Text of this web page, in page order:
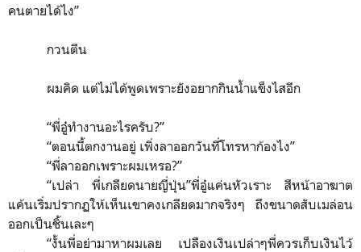
คนตายได้ไง”
กวนตีน
ผมคิด แต่ไม่ได้พูดเพราะยังอยากกินน้ำแข็งไสอีก
“พี่อู๋ทำงานอะไรครับ?”
“ตอนนี้ตกงานอยู่ เพิ่งลาออกวันที่โทรหาก้องไง”
“พี่ลาออกเพราะผมเหรอ?”
“เปล่า พี่เกลียดนายญี่ปุ่น”พี่อู๋แค่นหัวเราะ สีหน้าอาฆาต
แค้นเริ่มปรากฏให้เห็นเขาคงเกลียดมากจริงๆ ถึงขนาดสับเมล่อน
ออกเป็นชิ้นเละๆ
“งั้นพี่อย่ามาหาผมเลย เปลืองเงินเปล่าๆพี่ควรเก็บเงินไว้